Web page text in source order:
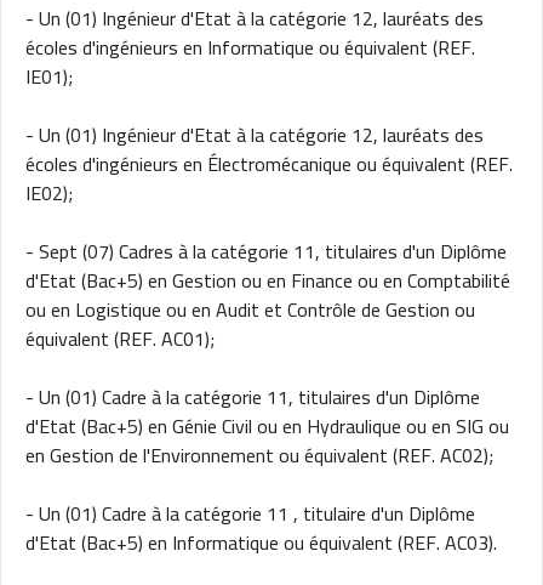
- Un (01) Ingénieur d'Etat à la catégorie 12, lauréats des
écoles d'ingénieurs en Informatique ou équivalent (REF.
IE01);
- Un (01) Ingénieur d'Etat à la catégorie 12, lauréats des
écoles d'ingénieurs en Électromécanique ou équivalent (REF.
IE02);
- Sept (07) Cadres à la catégorie 11, titulaires d'un Diplôme
d'Etat (Bac+5) en Gestion ou en Finance ou en Comptabilité
ou en Logistique ou en Audit et Contrôle de Gestion ou
équivalent (REF. AC01);
- Un (01) Cadre à la catégorie 11, titulaires d'un Diplôme
d'Etat (Bac+5) en Génie Civil ou en Hydraulique ou en SIG ou
en Gestion de l'Environnement ou équivalent (REF. AC02);
- Un (01) Cadre à la catégorie 11 , titulaire d'un Diplôme
d'Etat (Bac+5) en Informatique ou équivalent (REF. AC03).